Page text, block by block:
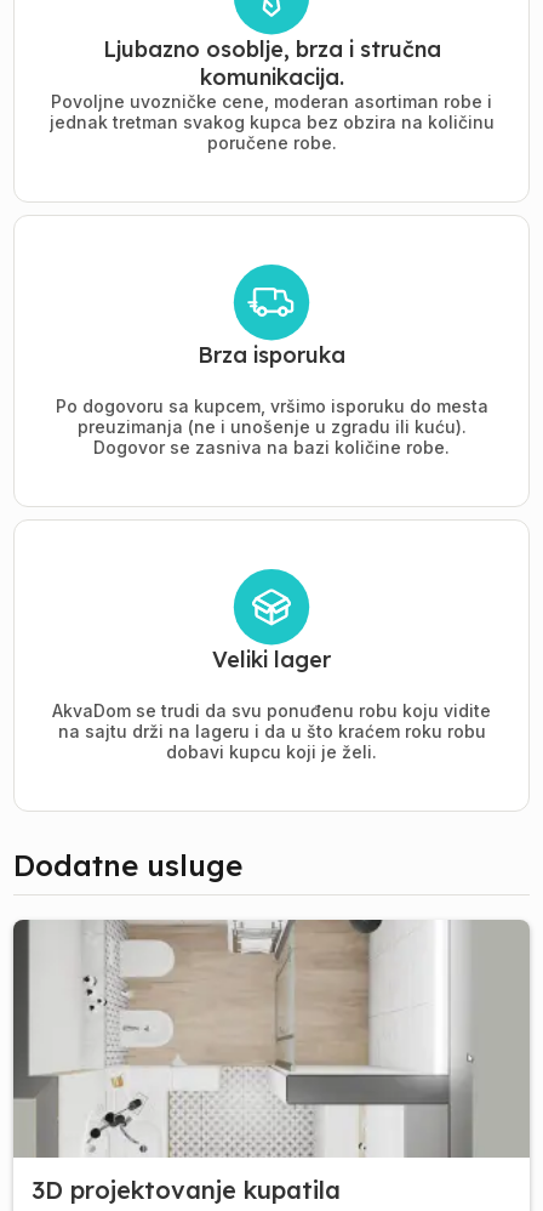
Ljubazno osoblje, brza i stručna
komunikacija.
Povoljne uvozničke cene, moderan asortiman robe i
jednak tretman svakog kupca bez obzira na količinu
poručene robe.
Brza isporuka
Po dogovoru sa kupcem, vršimo isporuku do mesta
preuzimanja (ne i unošenje u zgradu ili kuću).
Dogovor se zasniva na bazi količine robe.
Veliki lager
AkvaDom se trudi da svu ponuđenu robu koju vidite
na sajtu drži na lageru i da u što kraćem roku robu
dobavi kupcu koji je želi.
Dodatne usluge
3D projektovanje kupatila